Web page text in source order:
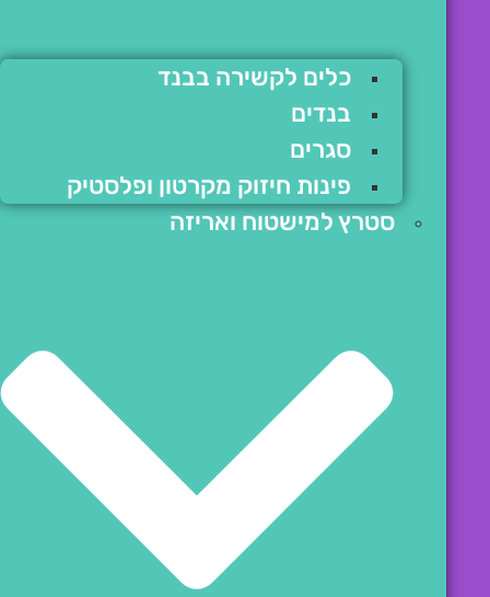
כלים לקשירה בבנד
בנדים
סגרים
פינות חיזוק מקרטון ופלסטיק
סטרץ למישטוח ואריזה